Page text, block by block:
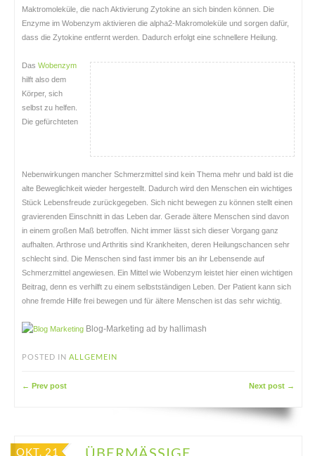
Maktromoleküle, die nach Aktivierung Zytokine an sich binden können. Die
Enzyme im Wobenzym aktivieren die alpha2-Makromoleküle und sorgen dafür,
dass die Zytokine entfernt werden. Dadurch erfolgt eine schnellere Heilung.
Das Wobenzym
hilft also dem
Körper, sich
selbst zu helfen.
Die gefürchteten
Nebenwirkungen mancher Schmerzmittel sind kein Thema mehr und bald ist die
alte Beweglichkeit wieder hergestellt. Dadurch wird den Menschen ein wichtiges
Stück Lebensfreude zurückgegeben. Sich nicht bewegen zu können stellt einen
gravierenden Einschnitt in das Leben dar. Gerade ältere Menschen sind davon
in einem großen Maß betroffen. Nicht immer lässt sich dieser Vorgang ganz
aufhalten. Arthrose und Arthritis sind Krankheiten, deren Heilungschancen sehr
schlecht sind. Die Menschen sind fast immer bis an ihr Lebensende auf
Schmerzmittel angewiesen. Ein Mittel wie Wobenzym leistet hier einen wichtigen
Beitrag, denn es verhilft zu einem selbstständigen Leben. Der Patient kann sich
ohne fremde Hilfe frei bewegen und für ältere Menschen ist das sehr wichtig.
Blog-Marketing ad by hallimash
POSTED IN ALLGEMEIN
← Prev post Next post →
OKT. 21
ÜBERMÄSSIGE S